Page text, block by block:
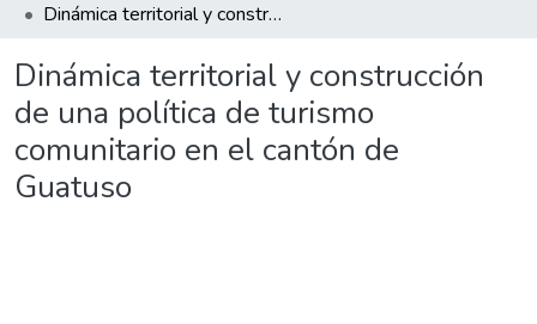
Dinámica territorial y construcción de una política de turismo comunitario en el cantón de Guatuso
Dinámica territorial y construcción
de una política de turismo
comunitario en el cantón de
Guatuso